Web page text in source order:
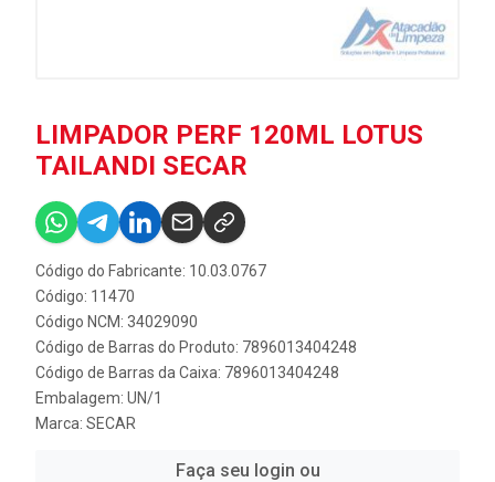
LIMPADOR PERF 120ML LOTUS
TAILANDI SECAR
Código do Fabricante: 10.03.0767
Código: 11470
Código NCM: 34029090
Código de Barras do Produto: 7896013404248
Código de Barras da Caixa: 7896013404248
Embalagem: UN/1
Marca: SECAR
Faça seu login ou